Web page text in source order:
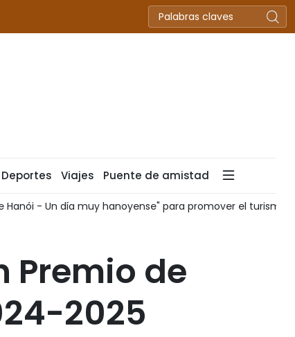
Deportes Viajes Puente de amistad
promover el turismo Festival infantil fortalece la
Premio de
2025